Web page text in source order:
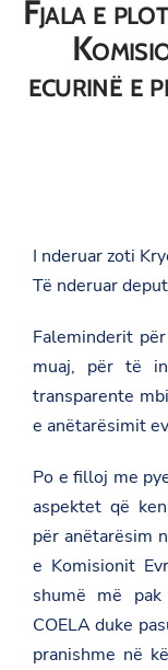
Fjala e
ecurinë e
I nderuar zoti
Të nderuar
Faleminderit
muaj, për të
transparente
e anëtarësimit
Po e filloj me
aspektet që
për anëtarësim
e Komisionit
shumë më
COELA duke
pranishme në